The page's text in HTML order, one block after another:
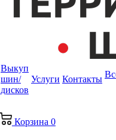
Выкуп
шин/
дисков
Услуги Контакты
Корзина 0